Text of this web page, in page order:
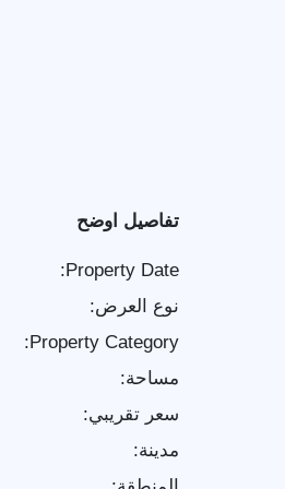
تفاصيل اوضح
Property Date:
نوع العرض:
Property Category:
مساحة:
سعر تقريبي:
مدينة: